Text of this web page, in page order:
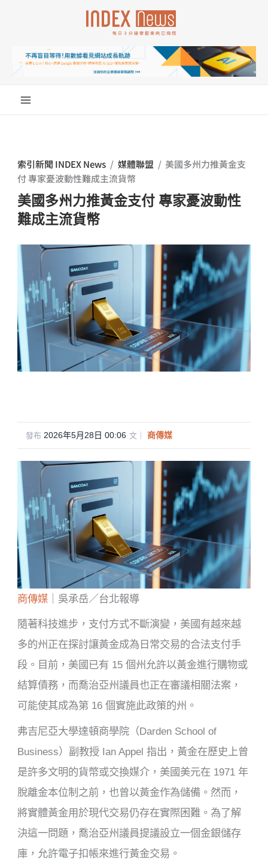
索引新聞 INDEX News / 媒體聯盟 / 美國多州力推黃金支
付 專家憂波動性難成主流貨幣
美國多州力推黃金支付 專家憂波動性
難成主流貨幣
發布 2026年5月28日 00:06·文｜ 商傳媒
商傳媒 ｜吳承岳／台北報導
隨著科技進步，支付方式不斷演變，美國有越來越
多的州正在探討讓黃金成為日常交易的合法支付手
段。目前，美國已有 15 個州允許以黃金進行購物或
結算債務，而喬治亞州議員也正在審議相關法案，
可能使其成為第 16 個實施此政策的州。
弗吉尼亞大學達頓商學院（Darden School of
Business）副教授 Ian Appel 指出，黃金在歷史上曾
是許多文明的貨幣或交換媒介，美國美元在 1971 年
脫離金本位制之前，也曾以黃金作為儲備。然而，
將實體黃金用於現代交易仍存在實際困難。為了解
決這一問題，喬治亞州議員提議設立一個金銀儲存
庫，允許電子扣帳來進行黃金交易。